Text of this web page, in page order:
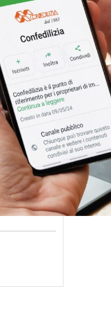
ai
dati
per poterli
accesso
password
alla tua
di